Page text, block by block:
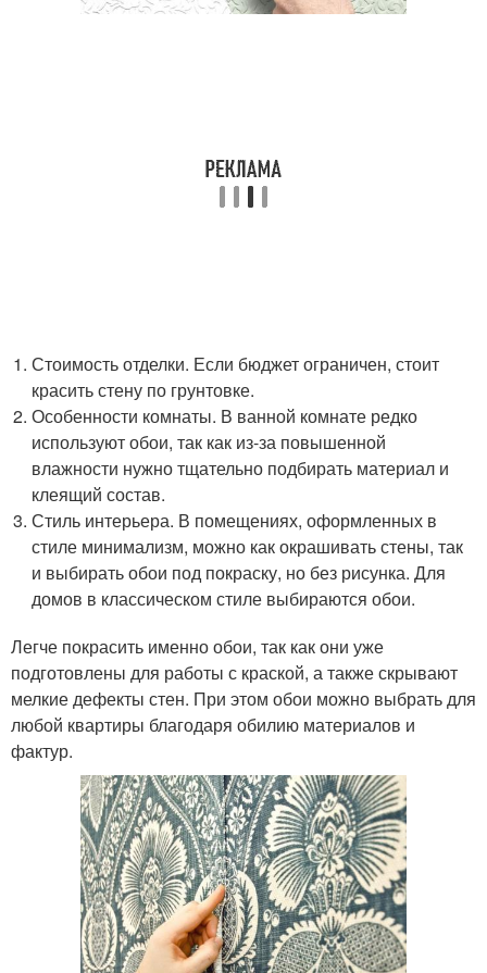
Стоимость отделки. Если бюджет ограничен, стоит
красить стену по грунтовке.
Особенности комнаты. В ванной комнате редко
используют обои, так как из-за повышенной
влажности нужно тщательно подбирать материал и
клеящий состав.
Стиль интерьера. В помещениях, оформленных в
стиле минимализм, можно как окрашивать стены, так
и выбирать обои под покраску, но без рисунка. Для
домов в классическом стиле выбираются обои.
Легче покрасить именно обои, так как они уже
подготовлены для работы с краской, а также скрывают
мелкие дефекты стен. При этом обои можно выбрать для
любой квартиры благодаря обилию материалов и
фактур.